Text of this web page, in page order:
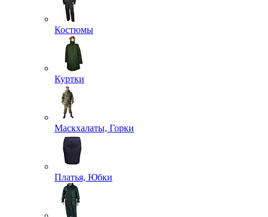
Костюмы
Куртки
Маскхалаты, Горки
Платья, Юбки